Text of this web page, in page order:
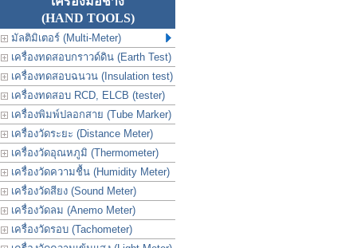
(HAND TOOLS)
มัลติมิเตอร์ (Multi-Meter)
เครื่องทดสอบกราวด์ดิน (Earth Test)
เครื่องทดสอบฉนวน (Insulation test)
เครื่องทดสอบ RCD, ELCB (tester)
เครื่องพิมพ์ปลอกสาย (Tube Marker)
เครื่องวัดระยะ (Distance Meter)
เครื่องวัดอุณหภูมิ (Thermometer)
เครื่องวัดความชื้น (Humidity Meter)
เครื่องวัดสียง (Sound Meter)
เครื่องวัดลม (Anemo Meter)
เครื่องวัดรอบ (Tachometer)